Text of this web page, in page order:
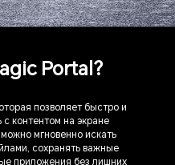
Portal?
позволяет быстро и
с контентом на экране
мгновенно искать
сохранять важные
приложения без лишних